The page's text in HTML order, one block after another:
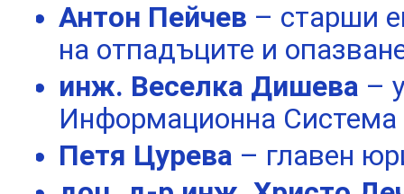
Антон Пейчев – старши
на отпадъците и
инж. Веселка Дишева –
Информационна
Петя Цурева – главен